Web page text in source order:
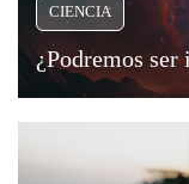
CIENCIA
¿Podremos